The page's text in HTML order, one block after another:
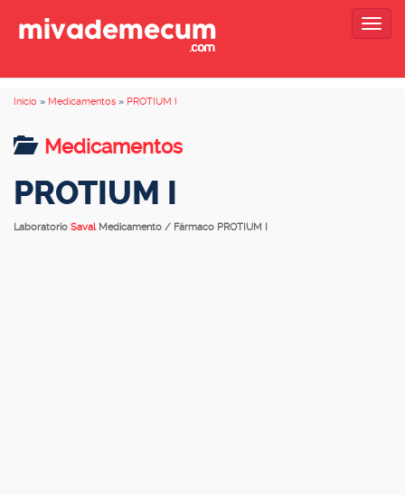
Inicio » Medicamentos » PROTIUM I
Medicamentos
PROTIUM I
Laboratorio Saval Medicamento / Fármaco PROTIUM I